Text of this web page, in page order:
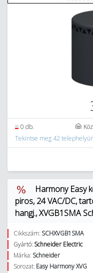
0 db.
Tekintse meg 42
Harmony Easy
piros, 24 VAC/DC,
hangj., XVGB1SMA
Cikkszám: SCHXVGB1SMA
Gyártó: Schneider Electric
Márka: Schneider
Sorozat: Easy Harmony XVG